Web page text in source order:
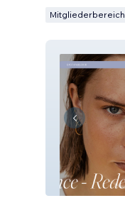
Mitgliederbereich